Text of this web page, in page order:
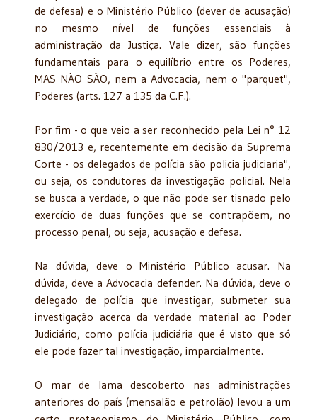
de defesa) e o Ministério Público (dever de acusação)
no mesmo nível de funções essenciais à
administração da Justiça. Vale dizer, são funções
fundamentais para o equilíbrio entre os Poderes,
MAS NÀO SÃO, nem a Advocacia, nem o "parquet",
Poderes (arts. 127 a 135 da C.F.).
Por fim - o que veio a ser reconhecido pela Lei n° 12
830/2013 e, recentemente em decisão da Suprema
Corte - os delegados de polícia são policia judiciaria",
ou seja, os condutores da investigação policial. Nela
se busca a verdade, o que não pode ser tisnado pelo
exercício de duas funções que se contrapõem, no
processo penal, ou seja, acusação e defesa.
Na dúvida, deve o Ministério Público acusar. Na
dúvida, deve a Advocacia defender. Na dúvida, deve o
delegado de polícia que inves­tigar, submeter sua
investigação acerca da verdade material ao Poder
Judiciário, como polícia judiciária que é visto que só
ele pode fazer tal investigação, imparcialmente.
O mar de lama descoberto nas administrações
anteriores do país (mensalão e petrolão) levou a um